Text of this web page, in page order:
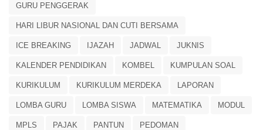
GURU PENGGERAK
HARI LIBUR NASIONAL DAN CUTI BERSAMA
ICE BREAKING IJAZAH JADWAL JUKNIS
KALENDER PENDIDIKAN KOMBEL KUMPULAN SOAL
KURIKULUM KURIKULUM MERDEKA LAPORAN
LOMBA GURU LOMBA SISWA MATEMATIKA MODUL
MPLS PAJAK PANTUN PEDOMAN